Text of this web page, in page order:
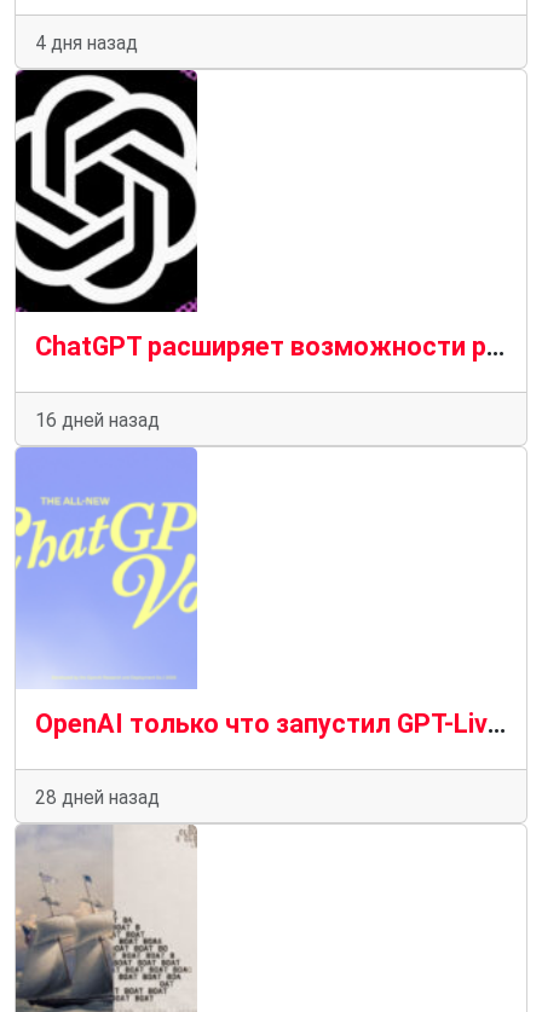
4 дня назад
ChatGPT расширяет возможности родительского контроля.
16 дней назад
OpenAI только что запустил GPT-Live: голосовой режим ChatGPT научился лучше слушать, молчать и отвечать
28 дней назад